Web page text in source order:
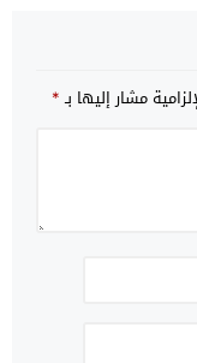
مشار إليها بـ*